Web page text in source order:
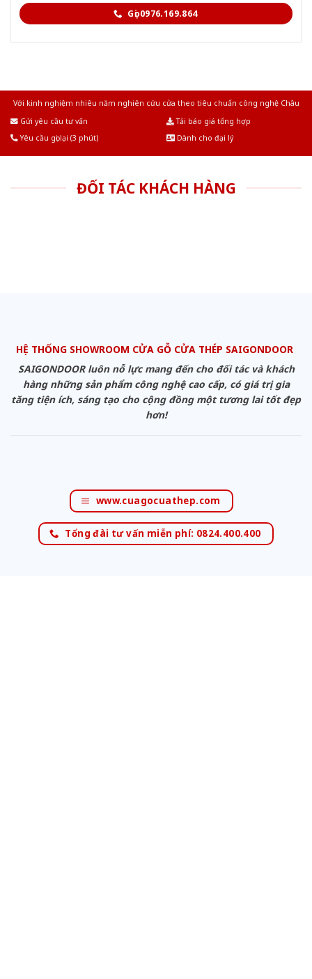
Gọi 0976.169.864
Với kinh nghiệm nhiêu năm nghiên cứu cửa theo tiêu chuẩn công nghệ Châu
Gửi yêu cầu tư vấn
Tải báo giá tổng hợp
Yêu cầu gọi lại (3 phút)
Dành cho đại lý
ĐỐI TÁC KHÁCH HÀNG
HỆ THỐNG SHOWROOM CỬA GỖ CỬA THÉP SAIGONDOOR
SAIGONDOOR luôn nỗ lực mang đến cho đối tác và khách
hàng những sản phẩm công nghệ cao cấp, có giá trị gia
tăng tiện ích, sáng tạo cho cộng đồng một tương lai tốt đẹp
hơn!
www.cuagocuathep.com
Tổng đài tư vấn miễn phí: 0824.400.400